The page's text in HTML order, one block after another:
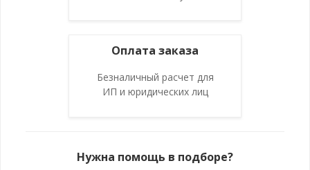
Оплата заказа
Безналичный расчет для
ИП и юридических лиц
Нужна помощь в подборе?